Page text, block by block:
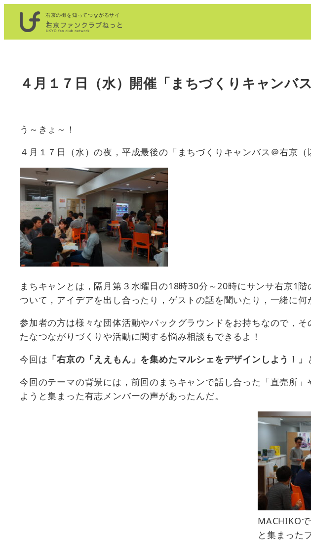
を
右京の街を知ってつながるサイ
ト
４月１７日（水）開催「まちづくりキャンバ
う～きょ～！
４月１７日（水）の夜，平成最後の「まちづくりキャンバス＠右京
まちキャンとは，隔月第３水曜日の18時30分～20時にサンサ右京1
ついて，アイデアを出し合ったり，ゲストの話を聞いたり，一緒に
参加者の方は様々な団体活動やバックグラウンドをお持ちなので，
たなつながりづくりや活動に関する悩み相談もできるよ！
今回は 「右京の「ええもん」を集めたマルシェをデザインしよう！」
今回のテーマの背景には，前回のまちキャンで話し合った「直売所
ようと集まった有志メンバーの声があったんだ。
MACHIKO
と集まった